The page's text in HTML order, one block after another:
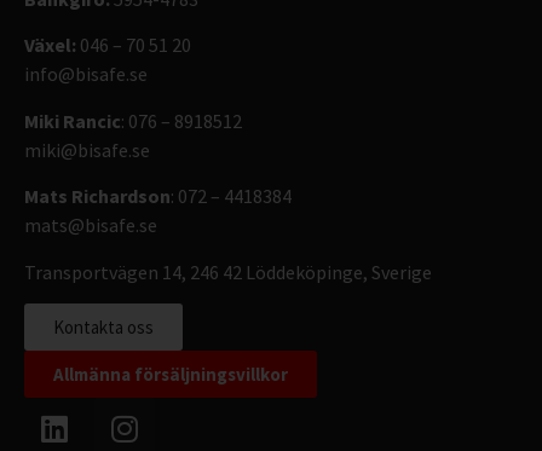
Växel: 046 – 70 51 20
info@bisafe.se
Miki Rancic: 076 – 8918512
miki@bisafe.se
Mats Richardson: 072 – 4418384
mats@bisafe.se
Transportvägen 14, 246 42 Löddeköpinge, Sverige
Kontakta oss
Allmänna försäljningsvillkor